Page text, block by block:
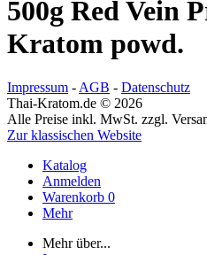
500g Red Vein
Kratom powd.
Impressum - AGB - Datenschutz
Thai-Kratom.de © 2026
Alle Preise inkl. MwSt. zzgl.
Zur klassischen Website
Katalog
Anmelden
Warenkorb 0
Mehr
Mehr über...